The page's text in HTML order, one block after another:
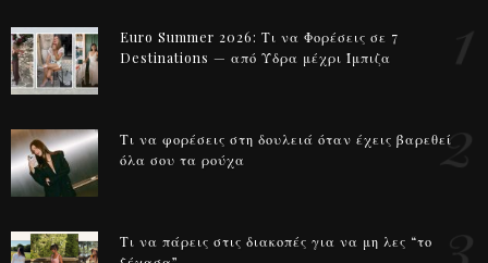
Euro Summer 2026: Τι να Φορέσεις σε 7
Destinations — από Ύδρα μέχρι Ίμπιζα
Τι να φορέσεις στη δουλειά όταν έχεις βαρεθεί
όλα σου τα ρούχα
2
Τι να πάρεις στις διακοπές για να μη λες “το